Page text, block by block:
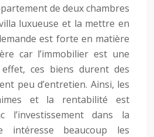
de deux chambres
luxueuse et la mettre en
est forte en matière
car l’immobilier est une
ces biens durent des
peu d’entretien. Ainsi, les
et la rentabilité est
l’investissement dans la
intéresse beaucoup les